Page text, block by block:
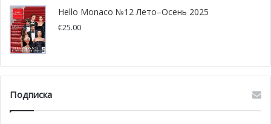
Кроме светских мероприятий, княгиня Шарлен не
только не забывает заботиться о собственных
близнецах, но также побывала в родильном отделении
госпиталя им. Грейс Келли в прошлый вторник 31 мая.
Hello Monaco №12 Лето–Осень 2025
€25.00
Подписка